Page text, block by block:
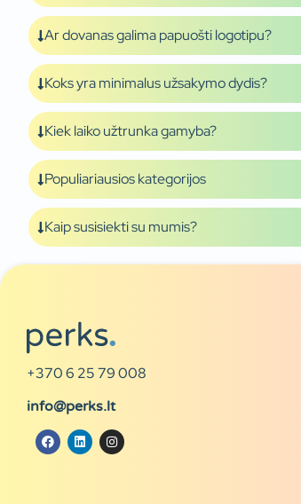
Ar dovanas galima papuošti logotipu?
Koks yra minimalus užsakymo dydis?
Kiek laiko užtrunka gamyba?
Populiariausios kategorijos
Kaip susisiekti su mumis?
+370 6 25 79 008
info@perks.lt